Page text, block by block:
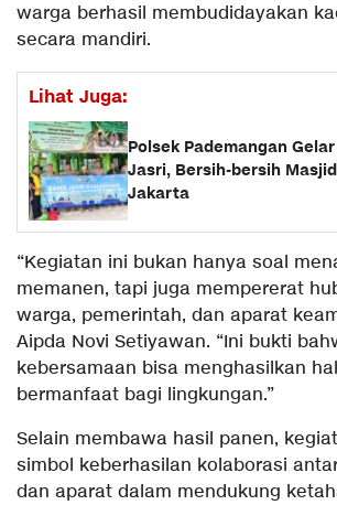
warga berhasil membudidayakan
secara mandiri.
Lihat Juga:
Polsek Pademangan
Jasri, Bersih-bersih
Jakarta
“Kegiatan ini bukan hanya soal
memanen, tapi juga mempererat
warga, pemerintah, dan aparat
Aipda Novi Setiyawan. “Ini bukti
kebersamaan bisa menghasilkan
bermanfaat bagi lingkungan.”
Selain membawa hasil panen,
simbol keberhasilan kolaborasi
dan aparat dalam mendukung